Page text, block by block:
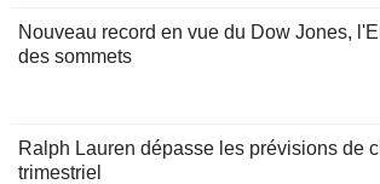
Nouveau record en vue du Dow Jones,
des sommets
Ralph Lauren dépasse les prévisions de
trimestriel